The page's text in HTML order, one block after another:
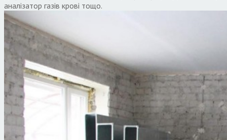
аналізатор газів крові тощо.